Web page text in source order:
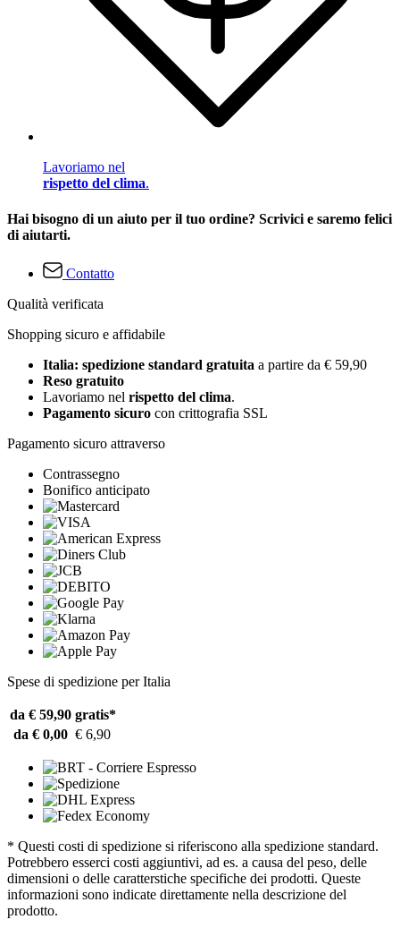
Lavoriamo nel
rispetto del clima.
Hai bisogno di un aiuto per il tuo ordine? Scrivici e saremo felici
di aiutarti.
Contatto
Qualità verificata
Shopping sicuro e affidabile
Italia: spedizione standard gratuita a partire da € 59,90
Reso gratuito
Lavoriamo nel rispetto del clima.
Pagamento sicuro con crittografia SSL
Pagamento sicuro attraverso
Contrassegno
Bonifico anticipato
Spese di spedizione per Italia
da € 59,90 gratis*
da € 0,00 € 6,90
* Questi costi di spedizione si riferiscono alla spedizione standard.
Potrebbero esserci costi aggiuntivi, ad es. a causa del peso, delle
dimensioni o delle caratterstiche specifiche dei prodotti. Queste
informazioni sono indicate direttamente nella descrizione del
prodotto.